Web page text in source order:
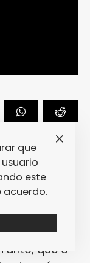
de
que a
que
este
acuerdo.